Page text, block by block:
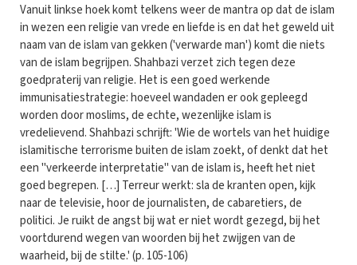
Vanuit linkse hoek komt telkens weer de mantra op dat de islam
in wezen een religie van vrede en liefde is en dat het geweld uit
naam van de islam van gekken ('verwarde man') komt die niets
van de islam begrijpen. Shahbazi verzet zich tegen deze
goedpraterij van religie. Het is een goed werkende
immunisatiestrategie: hoeveel wandaden er ook gepleegd
worden door moslims, de echte, wezenlijke islam is
vredelievend. Shahbazi schrijft: 'Wie de wortels van het huidige
islamitische terrorisme buiten de islam zoekt, of denkt dat het
een "verkeerde interpretatie" van de islam is, heeft het niet
goed begrepen. […] Terreur werkt: sla de kranten open, kijk
naar de televisie, hoor de journalisten, de cabaretiers, de
politici. Je ruikt de angst bij wat er niet wordt gezegd, bij het
voortdurend wegen van woorden bij het zwijgen van de
waarheid, bij de stilte.' (p. 105-106)